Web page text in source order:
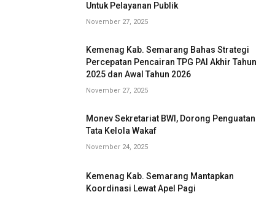
Untuk Pelayanan Publik
November 27, 2025
Kemenag Kab. Semarang Bahas Strategi
Percepatan Pencairan TPG PAI Akhir Tahun
2025 dan Awal Tahun 2026
November 27, 2025
Monev Sekretariat BWI, Dorong Penguatan
Tata Kelola Wakaf
November 24, 2025
Kemenag Kab. Semarang Mantapkan
Koordinasi Lewat Apel Pagi